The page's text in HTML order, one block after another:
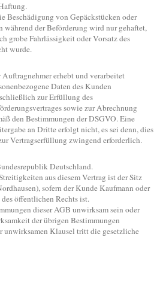
Beschädigung von Gepäckstücken oder
während der Beförderung wird nur gehaftet,
grobe Fahrlässigkeit oder Vorsatz des
wurde.
Auftragnehmer erhebt und verarbeitet
Daten des Kunden
zur Erfüllung des
sowie zur Abrechnung
den Bestimmungen der DSGVO. Eine
an Dritte erfolgt nicht, es sei denn, dies
Vertragserfüllung zwingend erforderlich.
Deutschland.
aus diesem Vertrag ist der Sitz
sofern der Kunde Kaufmann oder
öffentlichen Rechts ist.
dieser AGB unwirksam sein oder
der übrigen Bestimmungen
unwirksamen Klausel tritt die gesetzliche